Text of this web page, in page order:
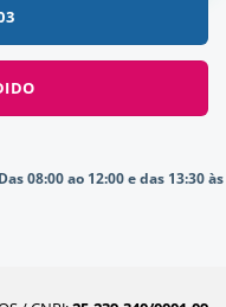
08:00 ao 12:00 e das 13:30 às